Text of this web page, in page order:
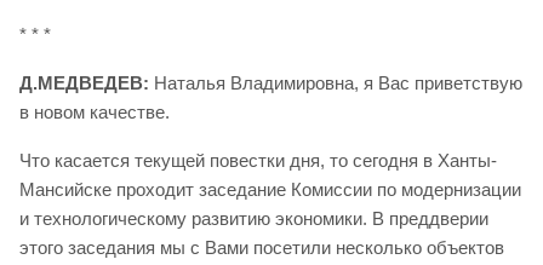
* * *
Д.МЕДВЕДЕВ: Наталья Владимировна, я Вас приветствую
в новом качестве.
Что касается текущей повестки дня, то сегодня в Ханты-
Мансийске проходит заседание Комиссии по модернизации
и технологическому развитию экономики. В преддверии
этого заседания мы с Вами посетили несколько объектов